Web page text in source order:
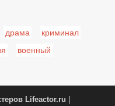
драма
криминал
военный
Lifeactor.ru